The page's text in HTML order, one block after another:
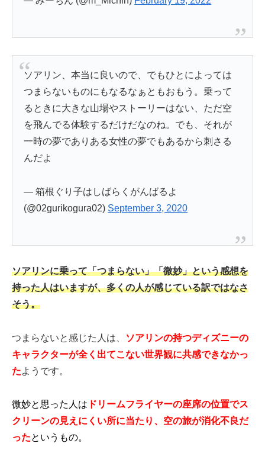
ソアリン、本当に良いので、でもひとによっては
つまらないものにもなるなぁともおもう。乗って
るときに大きな山場やストーリーはない、ただ空
を飛んでる体験するだけだなのね。でも、それが
一時の夢でありある女性の夢でもあるから刺さる
んだよ
— 箱根ぐり子はしばらくがんばるよ
(@02gurikogura02) September 3, 2020
ソアリンに乗って「つまらない」「微妙」という感想を
持った人はいますが、多くの人が感じている訳ではなさ
そう。
つまらないと感じた人は、
ソアリンの持つディズニーの
キャラクターが全く出てこない世界観に共感できなかっ
たようです。
微妙と思った人は ドリームフライヤーの座席の位置でス
クリーンの見えにくい所に当たり、空の旅が消化不良だ
ったというもの。